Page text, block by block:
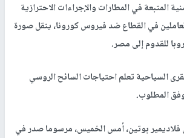
المتبعة في المطارات والإجراءات الاحترازية
في القطاع ضد فيروس كورونا، ينقل صورة
للقدوم إلى مصر.
السياحية تعلم احتياجات السائح الروسي
المطلوب.
فلاديمير بوتين، أمس الخميس، مرسوما صدر في